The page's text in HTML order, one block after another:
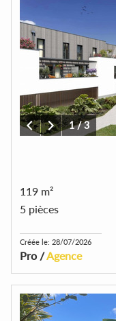
1/3
119 m²
5 pièces
Créée le: 28/07/2026
Pro /Agence